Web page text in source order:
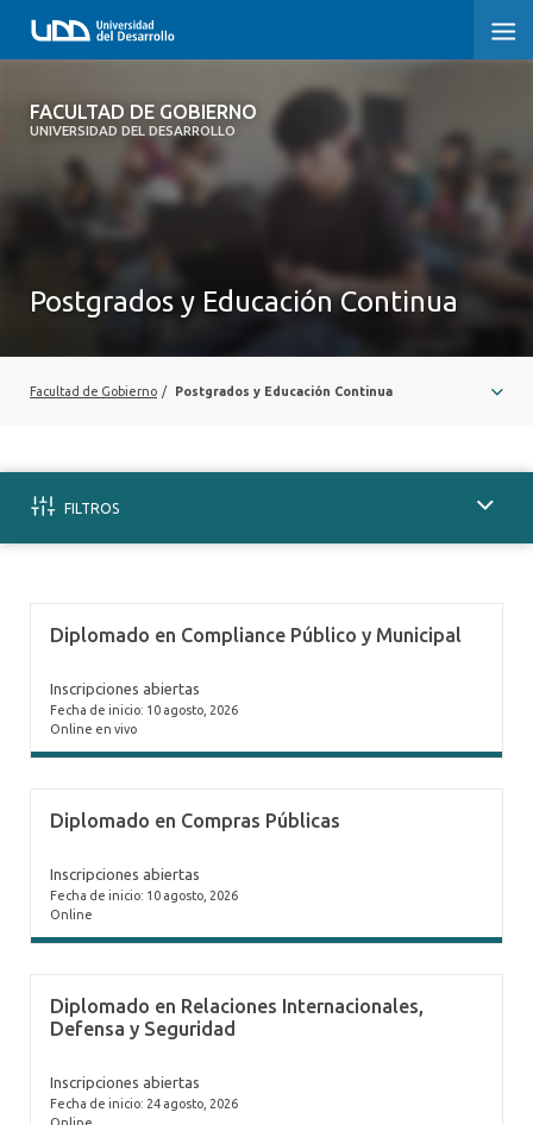
FACULTAD DE GOBIERNO
UNIVERSIDAD DEL DESARROLLO
FACULTAD DE GOBIERNO
Postgrados y Educación Continua
Facultad de Gobierno / Postgrados y Educación Continua
FILTROS
Diplomado en Compliance Público y Municipal
Inscripciones abiertas
Fecha de inicio: 10 agosto, 2026
Online en vivo
Diplomado en Compras Públicas
Inscripciones abiertas
Fecha de inicio: 10 agosto, 2026
Online
Diplomado en Relaciones Internacionales,
Defensa y Seguridad
Inscripciones abiertas
Fecha de inicio: 24 agosto, 2026